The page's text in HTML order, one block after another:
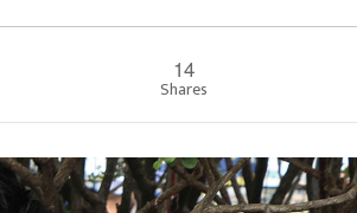
14
Shares